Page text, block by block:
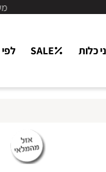
SALE לפי